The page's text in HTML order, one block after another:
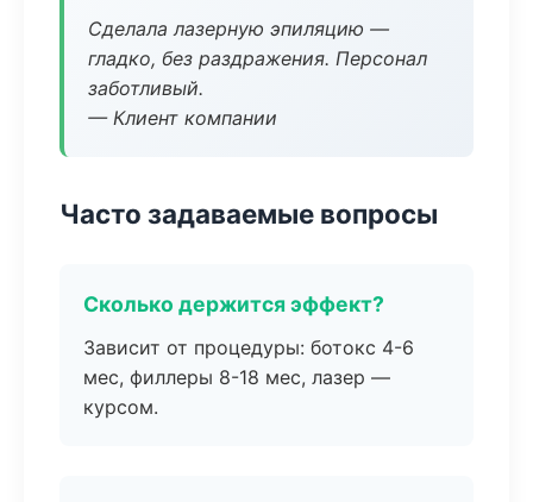
Сделала лазерную эпиляцию —
гладко, без раздражения. Персонал
заботливый.
— Клиент компании
Часто задаваемые вопросы
Сколько держится эффект?
Зависит от процедуры: ботокс 4-6
мес, филлеры 8-18 мес, лазер —
курсом.